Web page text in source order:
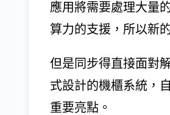
應用將需要處理大量
算力的支援，所以新
但是同步得直接面對
式設計的機櫃系統，
重要亮點。